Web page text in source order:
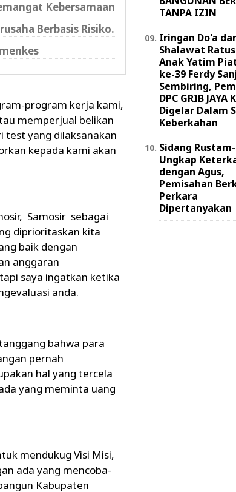
Kebersamaan
Berbasis Risiko.
program kerja kami,
memperjual belikan
test yang dilaksanakan
kepada kami akan
Samosir sebagai
diprioritaskan kita
baik dengan
anggaran
saya ingatkan ketika
anda.
bahwa para
pernah
hal yang tercela
yang meminta uang
mendukug Visi Misi,
ada yang mencoba-
Kabupaten
TANPA IZIN
Iringan Do'a
Shalawat
Anak Yatim
ke-39 Ferdy
Sembiring,
DPC GRIB
Digelar Dalam
Keberkahan
Sidang
Ungkap
dengan Agus,
Pemisahan
Perkara
Dipertanyakan